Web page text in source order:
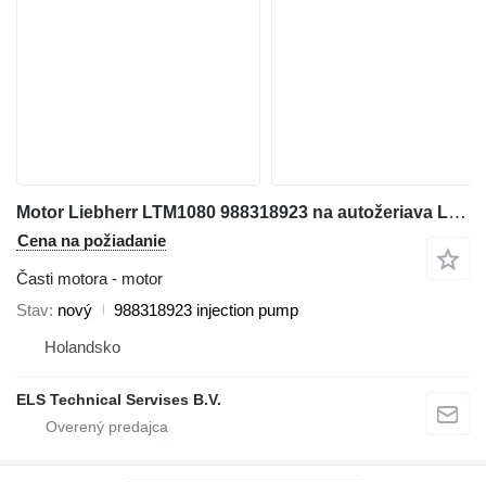
Motor Liebherr LTM1080 988318923 na autožeriava Liebherr LTM1080
Cena na požiadanie
Časti motora - motor
Stav nový
988318923 injection pump
Holandsko
ELS Technical Servises B.V.